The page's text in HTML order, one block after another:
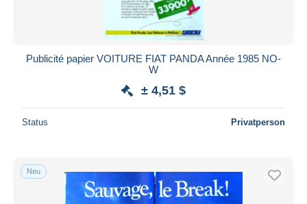
Publicité papier VOITURE FIAT PANDA Année 1985 NO-
W
± 4,51 $
Status Privatperson
Neu